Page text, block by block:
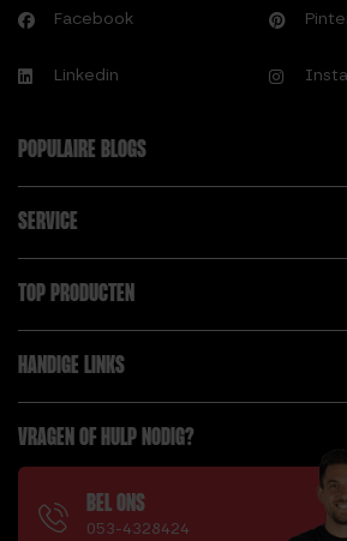
Facebook
Linkedin
POPULAIRE BLOGS
SERVICE
TOP PRODUCTEN
HANDIGE LINKS
VRAGEN OF HULP NODIG?
BEL ONS
053-4328424